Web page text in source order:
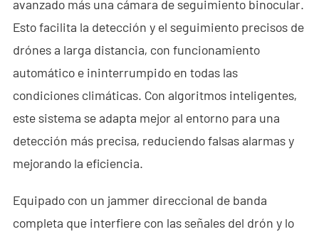
avanzado más una cámara de seguimiento binocular.
Esto facilita la detección y el seguimiento precisos de
drónes a larga distancia, con funcionamiento
automático e ininterrumpido en todas las
condiciones climáticas. Con algoritmos inteligentes,
este sistema se adapta mejor al entorno para una
detección más precisa, reduciendo falsas alarmas y
mejorando la eficiencia.
Equipado con un jammer direccional de banda
completa que interfiere con las señales del drón y lo